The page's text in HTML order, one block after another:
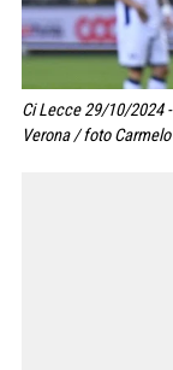
Ci Lecce 29/10/2024
Verona / foto